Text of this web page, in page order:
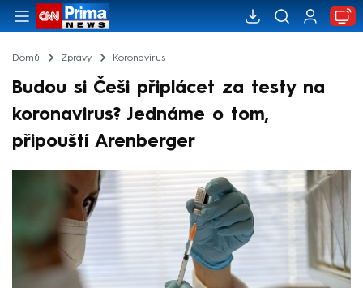
Domů Zprávy Koronavirus
Budou si Češi připlácet za testy na
koronavirus? Jednáme o tom,
připouští Arenberger